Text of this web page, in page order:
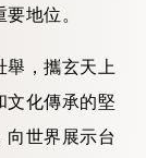
地位。
舉，攜玄天上
文化傳承的堅
向世界展示台